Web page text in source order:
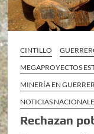
CINTILLO
MEGAPROYECTOS
MINERÍA EN
NOTICIAS
Rechazan